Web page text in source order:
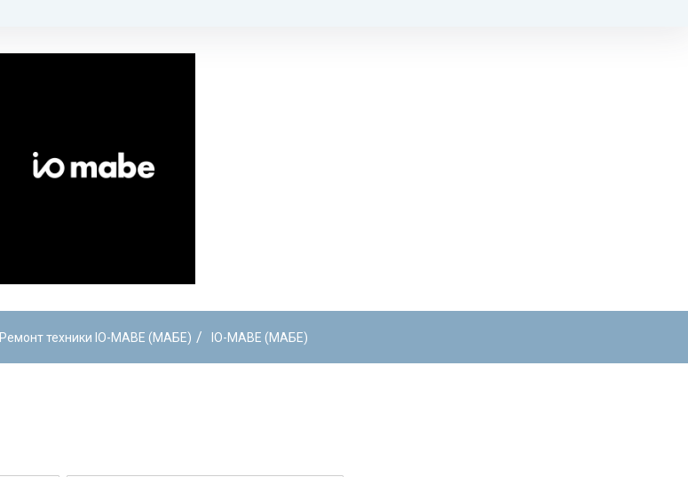
Ремонт техники IO-MABE (МАБЕ) / IO-MABE (МАБЕ)